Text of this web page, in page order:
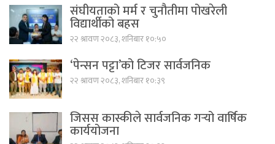
संघीयताको मर्म र चुनौतीमा पोखरेली
विद्यार्थीको बहस
२२ श्रावण २०८३, शनिबार १०:५०
‘पेन्सन पट्टा’को टिजर सार्वजनिक
२२ श्रावण २०८३, शनिबार १०:३९
जिसस कास्कीले सार्वजनिक गर्‍यो वार्षिक
कार्ययोजना